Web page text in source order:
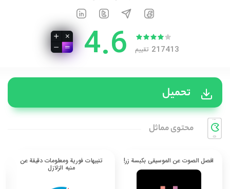
217413 تقييم 4.6
تحميل
محتوی مماثل
افصل الصوت عن الموسيقى بكبسة زر! تنبيهات فورية ومعلومات دقيقة عن
منبه الزلازل